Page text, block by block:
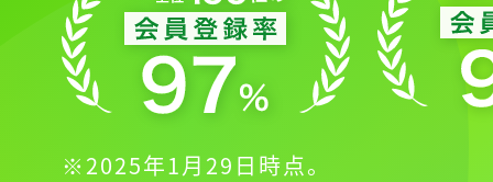
※2025年1月29日時点。